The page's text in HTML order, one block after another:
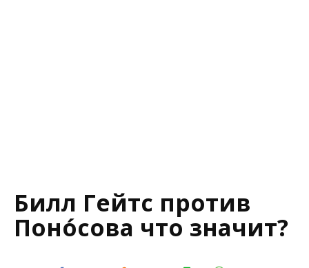
Билл Гейтс против
Поно́сова что значит?